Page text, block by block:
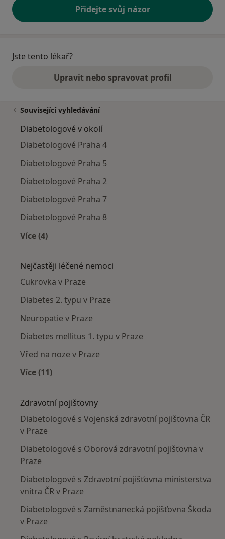
Přidejte svůj názor
Jste tento lékař?
Upravit nebo spravovat profil
Související vyhledávání
Diabetologové v okolí
Diabetologové Praha 4
Diabetologové Praha 5
Diabetologové Praha 2
Diabetologové Praha 7
Diabetologové Praha 8
Více (4)
Nejčastěji léčené nemoci
Cukrovka v Praze
Diabetes 2. typu v Praze
Neuropatie v Praze
Diabetes mellitus 1. typu v Praze
Vřed na noze v Praze
Více (11)
Zdravotní pojišťovny
Diabetologové s Vojenská zdravotní pojišťovna ČR
v Praze
Diabetologové s Oborová zdravotní pojišťovna v
Praze
Diabetologové s Zdravotní pojišťovna ministerstva
vnitra ČR v Praze
Diabetologové s Zaměstnanecká pojišťovna Škoda
v Praze